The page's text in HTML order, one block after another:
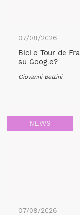
07/08/2026
Bici e Tour de
su Google?
Giovanni Bettini
NEWS
07/08/2026